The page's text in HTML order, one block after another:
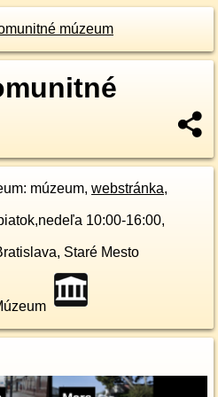
múzeum
: múzeum, webstránka,
10:00-16:00,
Staré Mesto